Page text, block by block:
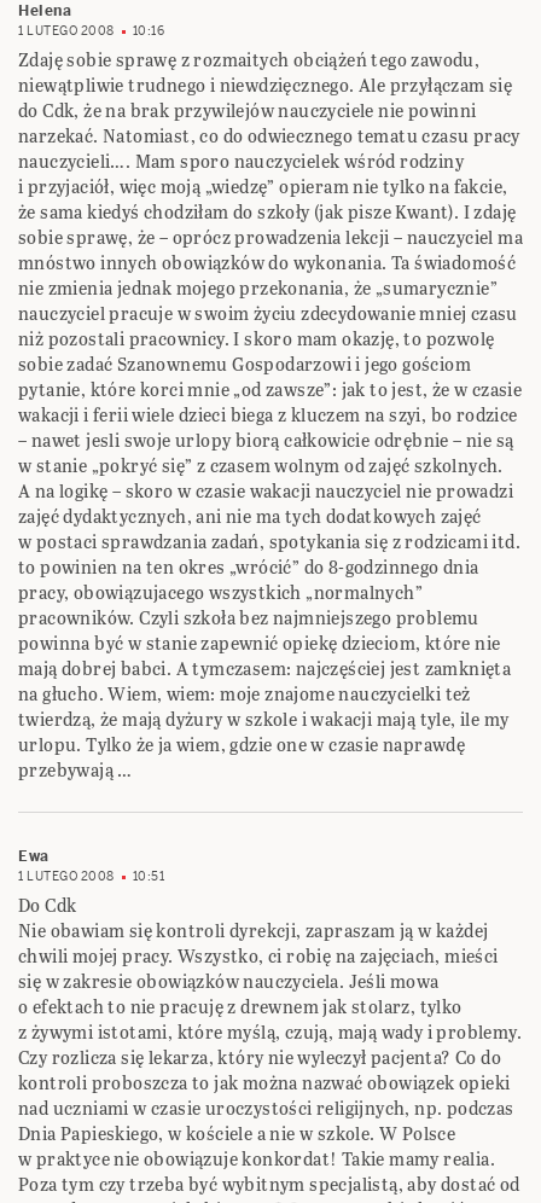
Helena
1 LUTEGO 2008 10:16
Zdaję sobie sprawę z rozmaitych obciążeń tego zawodu,
niewątpliwie trudnego i niewdzięcznego. Ale przyłączam się
do Cdk, że na brak przywilejów nauczyciele nie powinni
narzekać. Natomiast, co do odwiecznego tematu czasu pracy
nauczycieli…. Mam sporo nauczycielek wśród rodziny
i przyjaciół, więc moją „wiedzę” opieram nie tylko na fakcie,
że sama kiedyś chodziłam do szkoły (jak pisze Kwant). I zdaję
sobie sprawę, że – oprócz prowadzenia lekcji – nauczyciel ma
mnóstwo innych obowiązków do wykonania. Ta świadomość
nie zmienia jednak mojego przekonania, że „sumarycznie”
nauczyciel pracuje w swoim życiu zdecydowanie mniej czasu
niż pozostali pracownicy. I skoro mam okazję, to pozwolę
sobie zadać Szanownemu Gospodarzowi i jego gościom
pytanie, które korci mnie „od zawsze”: jak to jest, że w czasie
wakacji i ferii wiele dzieci biega z kluczem na szyi, bo rodzice
– nawet jesli swoje urlopy biorą całkowicie odrębnie – nie są
w stanie „pokryć się” z czasem wolnym od zajęć szkolnych.
A na logikę – skoro w czasie wakacji nauczyciel nie prowadzi
zajęć dydaktycznych, ani nie ma tych dodatkowych zajęć
w postaci sprawdzania zadań, spotykania się z rodzicami itd.
to powinien na ten okres „wrócić” do 8-godzinnego dnia
pracy, obowiązujacego wszystkich „normalnych”
pracowników. Czyli szkoła bez najmniejszego problemu
powinna być w stanie zapewnić opiekę dzieciom, które nie
mają dobrej babci. A tymczasem: najczęściej jest zamknięta
na głucho. Wiem, wiem: moje znajome nauczycielki też
twierdzą, że mają dyżury w szkole i wakacji mają tyle, ile my
urlopu. Tylko że ja wiem, gdzie one w czasie naprawdę
przebywają …
Ewa
1 LUTEGO 2008 10:51
Do Cdk
Nie obawiam się kontroli dyrekcji, zapraszam ją w każdej
chwili mojej pracy. Wszystko, ci robię na zajęciach, mieści
się w zakresie obowiązków nauczyciela. Jeśli mowa
o efektach to nie pracuję z drewnem jak stolarz, tylko
z żywymi istotami, które myślą, czują, mają wady i problemy.
Czy rozlicza się lekarza, który nie wyleczył pacjenta? Co do
kontroli proboszcza to jak można nazwać obowiązek opieki
nad uczniami w czasie uroczystości religijnych, np. podczas
Dnia Papieskiego, w kościele a nie w szkole. W Polsce
w praktyce nie obowiązuje konkordat! Takie mamy realia.
Poza tym czy trzeba być wybitnym specjalistą, aby dostać od